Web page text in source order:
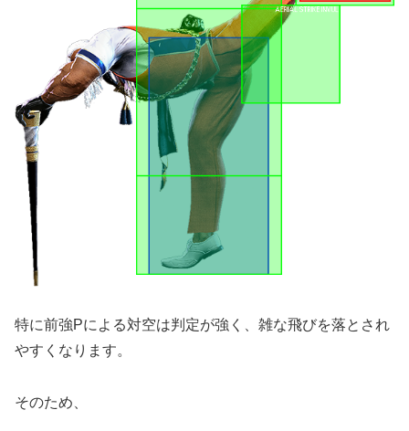
特に前強Pによる対空は判定が強く、雑な飛びを落とされ
やすくなります。
そのため、